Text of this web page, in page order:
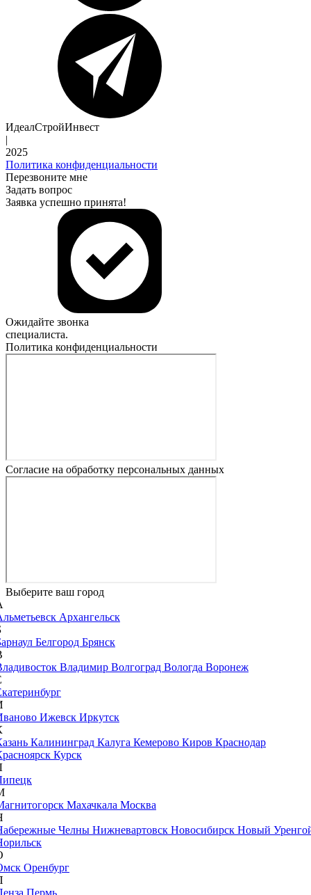
ИдеалСтройИнвест
|
2025
Политика конфиденциальности
Перезвоните мне
Задать вопрос
Заявка успешно принята!
Ожидайте звонка
специалиста.
Политика конфиденциальности
Согласие на обработку персональных данных
Выберите ваш город
Архангельск
Белгород Брянск
Владимир Волгоград Вологда Воронеж
Ижевск Иркутск
Калининград Калуга Кемерово Киров Краснодар
Курск
Махачкала Москва
Челны Нижневартовск Новосибирск Новый
Оренбург